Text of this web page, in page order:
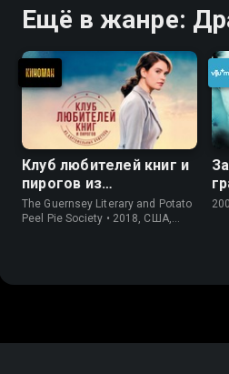
Ещё в жанре:
Клуб любителей книг и
пирогов из
картофельных
очистков
The Guernsey Literary and Potato
Peel Pie Society • 2018, США,